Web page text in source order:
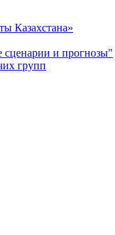
Казахстана»
сценарии и прогнозы"
групп